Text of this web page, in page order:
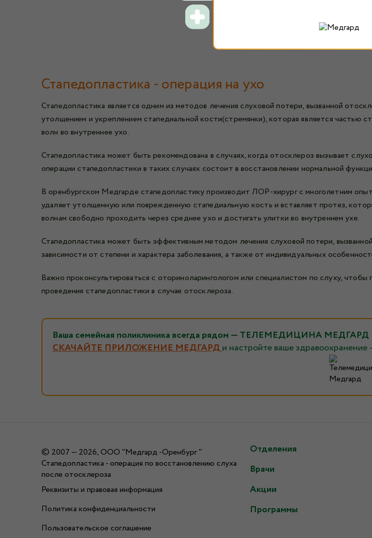
Стапедопластика - операция на ухо
Стапедопластика является одним из методов лечения слуховой потери, вызванной
утолщением и укреплением стапедиальной кости(стремянки), которая является частью
волн во внутреннее ухо.
Стапедопластика может быть рекомендована в случаях, когда отосклероз вызывает
операции стапедопластики в таких случаях состоит в восстановлении нормальной
В оренбургском Медгарде стапедопластику производит ЛОР-хирург с многолетним
удаляет утолщенную или поврежденную стапедиальную кость и вставляет протез,
волнам свободно проходить через среднее ухо и достигать улитки во внутреннем ухе.
Стапедопластика может быть эффективным методом лечения слуховой потери,
зависимости от степени и характера заболевания, а также от индивидуальных
Важно проконсультироваться с оториноларингологом или специалистом по слуху,
проведения стапедопластики в случае отосклероза.
Ваша семейная поликлиника всегда рядом — ТЕЛЕМЕДИЦИНА МЕДГАРД
СКАЧАЙТЕ ПРИЛОЖЕНИЕ МЕДГАРДи настройте ваше
© 2007 — 2026, ООО "Медгард -Оренбург "
Стапедопластика - операция по восстановлению слуха
после отосклероза
Реквизиты и правовая информация
Политика конфиденциальности
Пользовательское соглашение
Отделения
Врачи
Акции
Программы